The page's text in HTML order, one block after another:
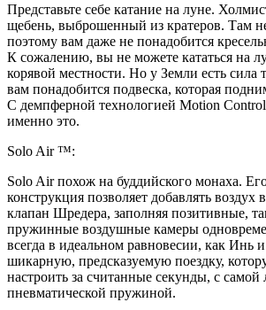
Представьте себе катание на луне.
щебень, выброшенный из кратеров. Там
поэтому вам даже не понадобится
К сожалению, вы не можете кататься на
корявой местности. Но у Земли есть сила
вам понадобится подвеска, которая
С демпферной технологией Motion
именно это.
Solo Air ™:
Solo Air похож на буддийского монаха.
конструкция позволяет добавлять воздух
клапан Шредера, заполняя позитивные,
пружинные воздушные камеры
всегда в идеальном равновесии, как Инь
шикарную, предсказуемую поездку,
настроить за считанные секунды, с самой
пневматической пружиной.